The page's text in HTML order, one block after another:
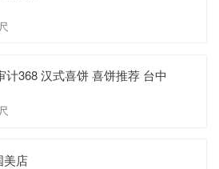
计368 汉式喜饼 喜饼推荐 台中
美店